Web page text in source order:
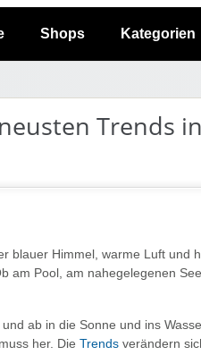
Shops Kategorien
Trends
blauer Himmel, warme Luft und
am Pool, am nahegelegenen
ab in die Sonne und ins
her. Die Trends verändern